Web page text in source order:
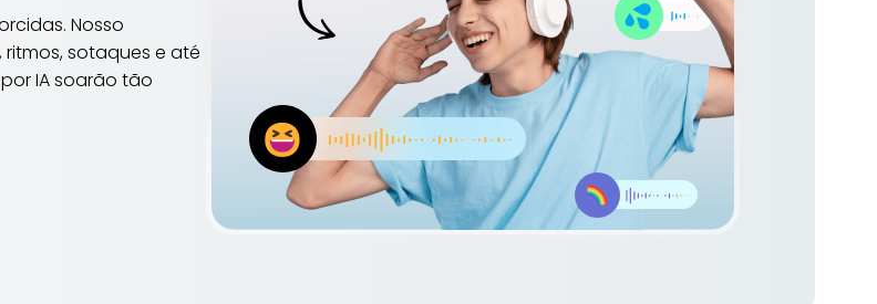
Nosso
sotaques e até
IA soarão tão